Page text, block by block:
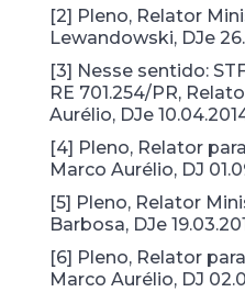
[2] Pleno, Relator
Lewandowski, DJe
[3] Nesse sentido:
RE 701.254/PR,
Aurélio, DJe
[4] Pleno, Relator
Marco Aurélio, DJ
[5] Pleno, Relator
Barbosa, DJe
[6] Pleno, Relator
Marco Aurélio, DJ